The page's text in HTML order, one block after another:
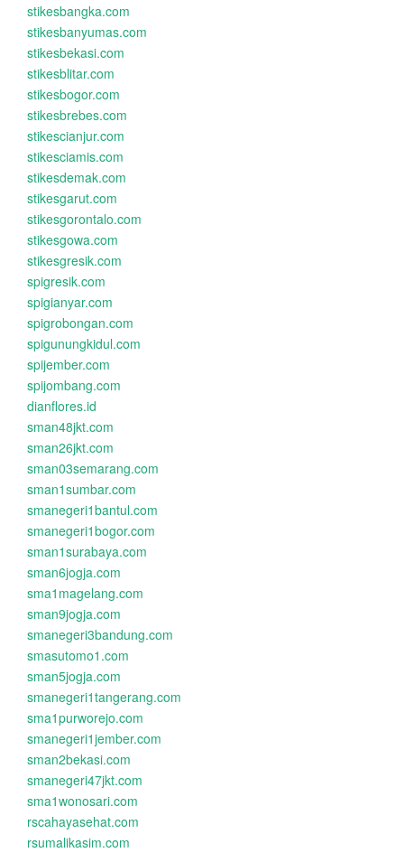
stikesbangka.com
stikesbanyumas.com
stikesbekasi.com
stikesblitar.com
stikesbogor.com
stikesbrebes.com
stikescianjur.com
stikesciamis.com
stikesdemak.com
stikesgarut.com
stikesgorontalo.com
stikesgowa.com
stikesgresik.com
spigresik.com
spigianyar.com
spigrobongan.com
spigunungkidul.com
spijember.com
spijombang.com
dianflores.id
sman48jkt.com
sman26jkt.com
sman03semarang.com
sman1sumbar.com
smanegeri1bantul.com
smanegeri1bogor.com
sman1surabaya.com
sman6jogja.com
sma1magelang.com
sman9jogja.com
smanegeri3bandung.com
smasutomo1.com
sman5jogja.com
smanegeri1tangerang.com
sma1purworejo.com
smanegeri1jember.com
sman2bekasi.com
smanegeri47jkt.com
sma1wonosari.com
rscahayasehat.com
rsumalikasim.com